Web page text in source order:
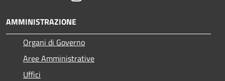
AMMINISTRAZIONE
Organi di Governo
Aree Amministrative
Uffici